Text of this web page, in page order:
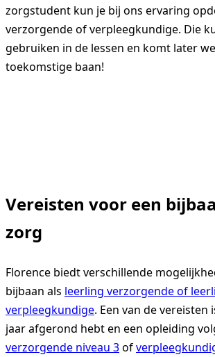
Vrijwilligerswerk
zorgstudent kun je bij ons ervaring
verzorgende of verpleegkundige. Die
gebruiken in de lessen en komt later
toekomstige baan!
Vereisten voor een
zorg
Florence biedt verschillende
bijbaan als leerling verzorgende of
verpleegkundige. Een van de vereisten
jaar afgerond hebt en een opleiding
verzorgende niveau 3of